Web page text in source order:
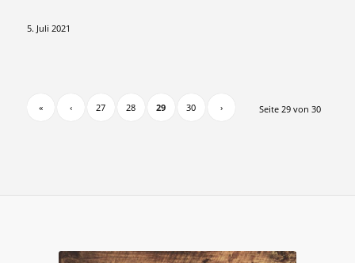
5. Juli 2021
Seite 29 von 30
« ‹ 27 28 29 30 ›